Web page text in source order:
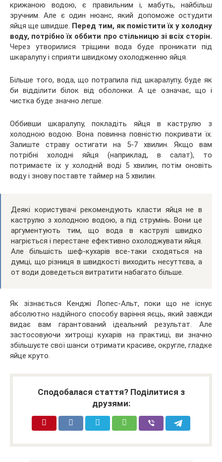
крижаною водою, є правильним і, мабуть, найбільш
зручним. Але є один нюанс, який допоможе остудити
яйця ще швидше. Перед тим, як помістити їх у холодну
воду, потрібно їх оббити про стільницю зі всіх сторін.
Через утворилися тріщини вода буде проникати під
шкаралупу і сприяти швидкому охолодженню яйця.
Більше того, вода, що потрапила під шкаралупу, буде як
би відділити білок від оболонки. А це означає, що і
чистка буде значно легше.
Оббивши шкаралупу, покладіть яйця в каструлю з
холодною водою. Вона повинна повністю покривати їх.
Залиште страву остигати на 5-7 хвилин. Якщо вам
потрібні холодні яйця (наприклад, в салат), то
потримаєте їх у холодній воді 5 хвилин, потім оновіть
воду і знову поставте таймер на 5 хвилин.
Деякі користувачі рекомендують класти яйця не в
каструлю з холодною водою, а під струмінь. Вони це
аргументують тим, що вода в каструлі швидко
нагріється і перестане ефективно охолоджувати яйця.
Але більшість шеф-кухарів все-таки сходяться на
думці, що різниця в швидкості виходить несуттєва, а
от води доведеться витратити набагато більше.
Як зізнається Кенджі Лопес-Альт, поки що не існує
абсолютно надійного способу варіння яєць, який завжди
видає вам гарантований ідеальний результат. Але
застосовуючи хитрощі кухарів на практиці, ви значно
збільшуєте свої шанси отримати красиве, округле, гладке
яйце круто.
Сподобалася стаття? Поділитися з
друзями: